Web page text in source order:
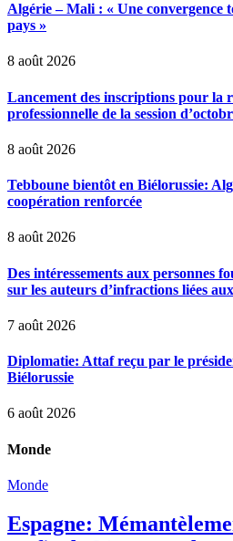
Algérie – Mali : « Une convergence
pays »
8 août 2026
Lancement des inscriptions pour la
professionnelle de la session
8 août 2026
Tebboune bientôt en Biélorussie:
coopération renforcée
8 août 2026
Des intéressements aux personnes
sur les auteurs d’infractions liées
7 août 2026
Diplomatie: Attaf reçu par le
Biélorussie
6 août 2026
Monde
Monde
Espagne: